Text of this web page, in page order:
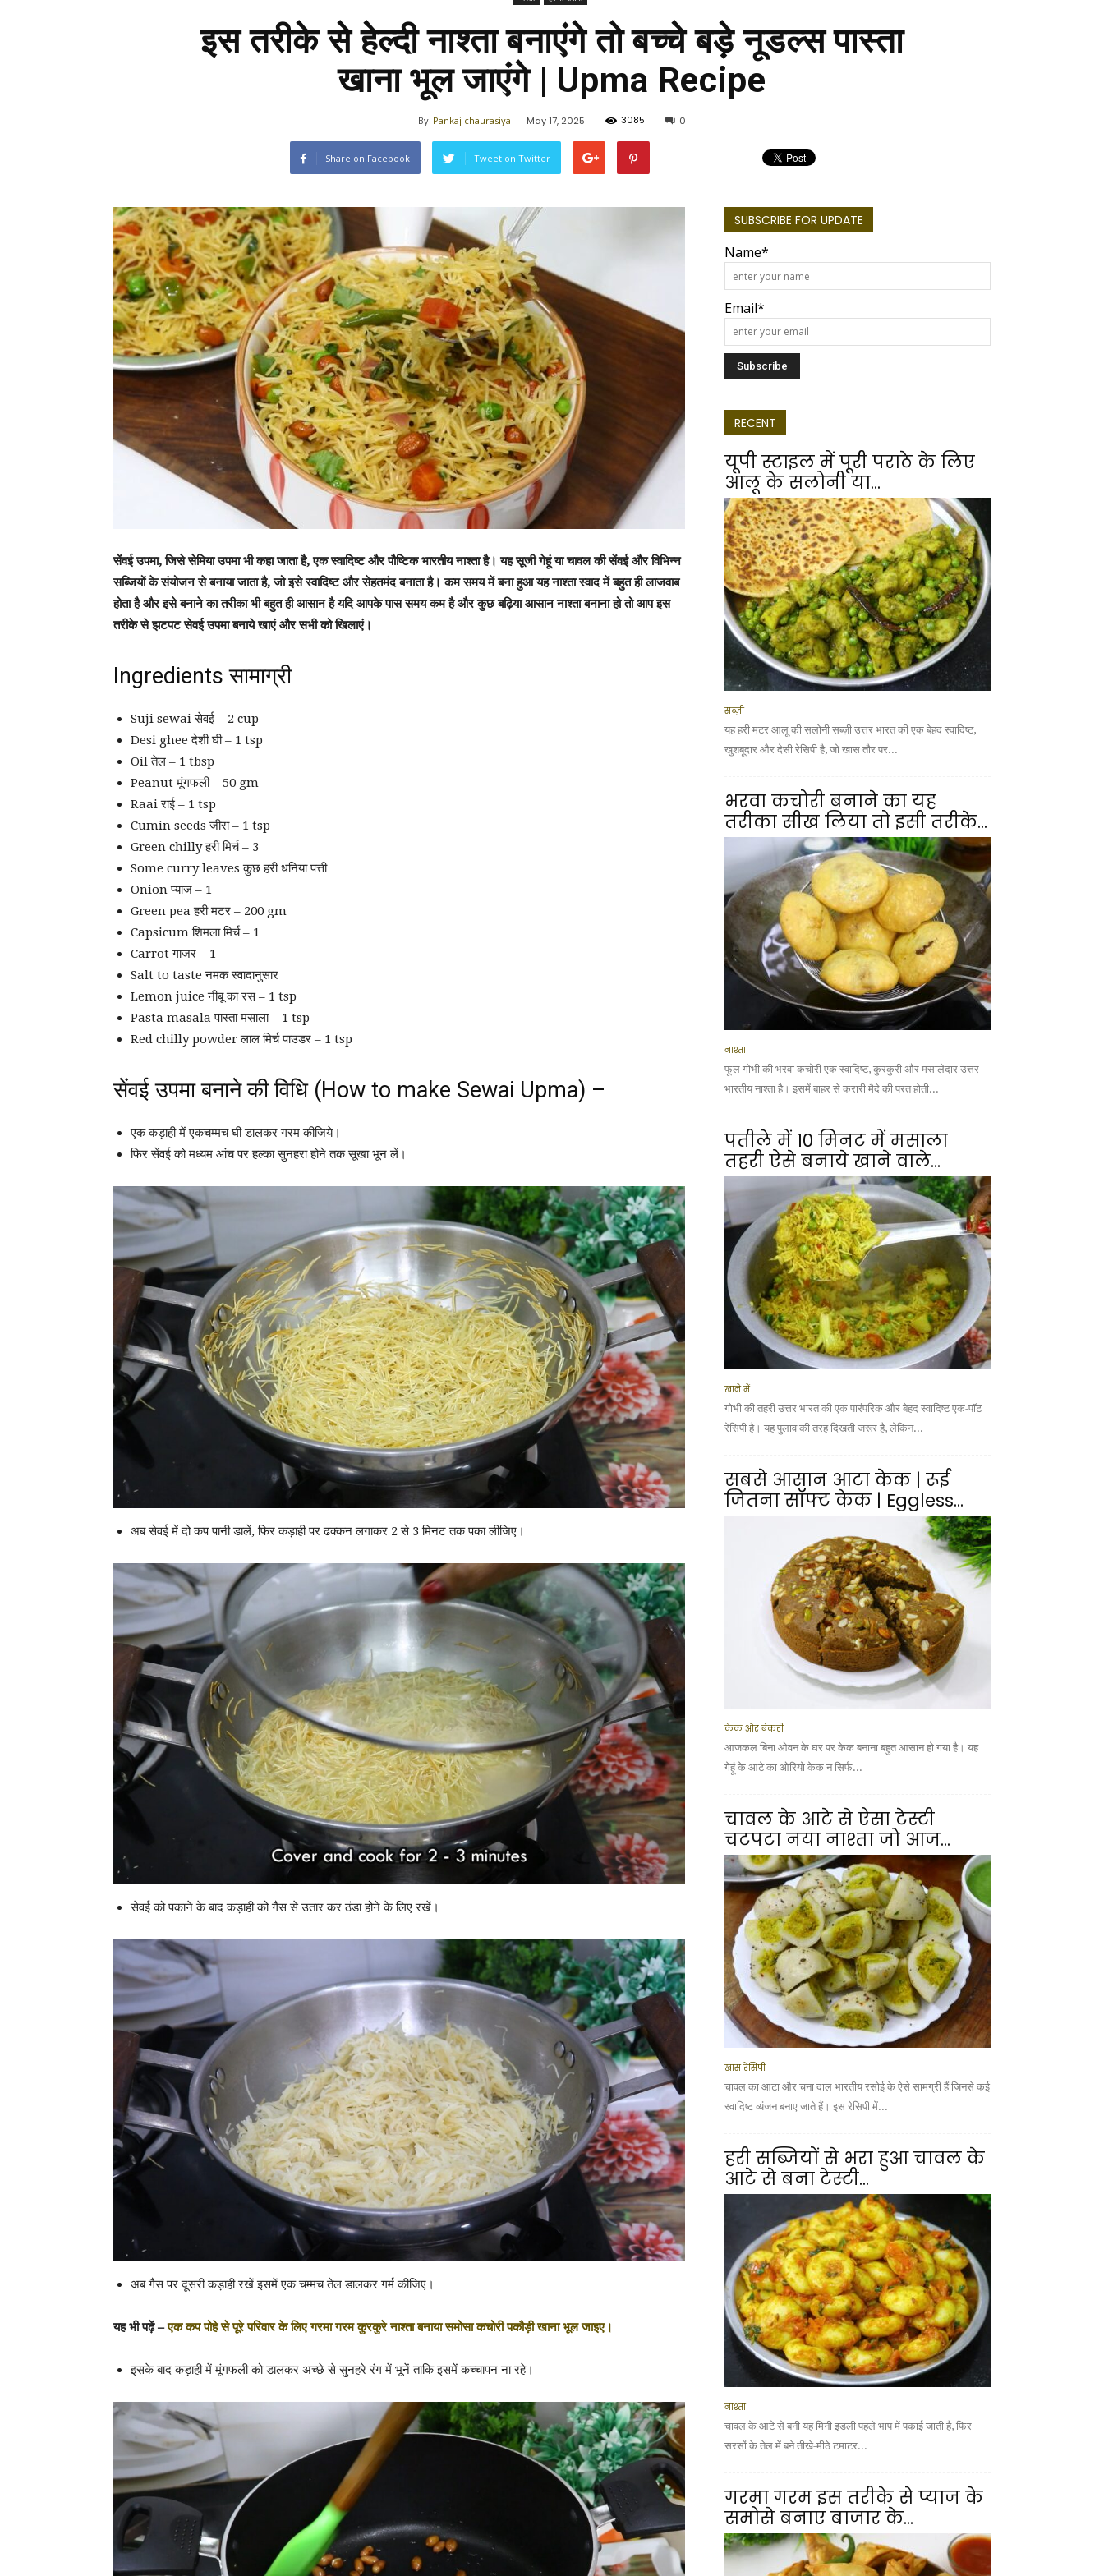
इस तरीके से हेल्दी नाश्ता बनाएंगे तो बच्चे बड़े नूडल्स पास्ता
खाना भूल जाएंगे | Upma Recipe
By Pankaj chaurasiya - May 17, 2025 3085 0
Share on Facebook Tweet on Twitter
सेंवई उपमा, जिसे सेमिया उपमा भी कहा जाता है, एक स्वादिष्ट और पौष्टिक भारतीय नाश्ता है। यह सूजी गेहूं या चावल की सेंवई और विभिन्न
सब्जियों के संयोजन से बनाया जाता है, जो इसे स्वादिष्ट और सेहतमंद बनाता है। कम समय में बना हुआ यह नाश्ता स्वाद में बहुत ही लाजवाब
होता है और इसे बनाने का तरीका भी बहुत ही आसान है यदि आपके पास समय कम है और कुछ बढ़िया आसान नाश्ता बनाना हो तो आप इस
तरीके से झटपट सेवई उपमा बनाये खाएं और सभी को खिलाएं।
Ingredients सामाग्री
Suji sewai सेवई – 2 cup
Desi ghee देशी घी – 1 tsp
Oil तेल – 1 tbsp
Peanut मूंगफली – 50 gm
Raai राई – 1 tsp
Cumin seeds जीरा – 1 tsp
Green chilly हरी मिर्च – 3
Some curry leaves कुछ हरी धनिया पत्ती
Onion प्याज – 1
Green pea हरी मटर – 200 gm
Capsicum शिमला मिर्च – 1
Carrot गाजर – 1
Salt to taste नमक स्वादानुसार
Lemon juice नींबू का रस – 1 tsp
Pasta masala पास्ता मसाला – 1 tsp
Red chilly powder लाल मिर्च पाउडर – 1 tsp
सेंवई उपमा बनाने की विधि (How to make Sewai Upma) –
एक कड़ाही में एकचम्मच घी डालकर गरम कीजिये।
फिर सेंवई को मध्यम आंच पर हल्का सुनहरा होने तक सूखा भून लें।
अब सेवई में दो कप पानी डालें, फिर कड़ाही पर ढक्कन लगाकर 2 से 3 मिनट तक पका लीजिए।
सेवई को पकाने के बाद कड़ाही को गैस से उतार कर ठंडा होने के लिए रखें।
अब गैस पर दूसरी कड़ाही रखें इसमें एक चम्मच तेल डालकर गर्म कीजिए।
यह भी पढ़ें – एक कप पोहे से पूरे परिवार के लिए गरमा गरम कुरकुरे नाश्ता बनाया समोसा कचोरी पकौड़ी खाना भूल जाइए।
इसके बाद कड़ाही में मूंगफली को डालकर अच्छे से सुनहरे रंग में भूनें ताकि इसमें कच्चापन ना रहे।
SUBSCRIBE FOR UPDATE
Name*
Email*
RECENT
यूपी स्टाइल में पूरी पराठे के लिए
आलू के सलोनी या...
सब्ज़ी
यह हरी मटर आलू की सलोनी सब्ज़ी उत्तर भारत की एक बेहद स्वादिष्ट,
खुशबूदार और देसी रेसिपी है, जो खास तौर पर...
भरवा कचोरी बनाने का यह
तरीका सीख लिया तो इसी तरीके...
नाश्ता
फूल गोभी की भरवा कचोरी एक स्वादिष्ट, कुरकुरी और मसालेदार उत्तर
भारतीय नाश्ता है। इसमें बाहर से करारी मैदे की परत होती...
पतीले में 10 मिनट में मसाला
तहरी ऐसे बनाये खाने वाले...
खाने में
गोभी की तहरी उत्तर भारत की एक पारंपरिक और बेहद स्वादिष्ट एक-पॉट
रेसिपी है। यह पुलाव की तरह दिखती जरूर है, लेकिन...
सबसे आसान आटा केक | रूई
जितना सॉफ्ट केक | Eggless...
केक और बेकरी
आजकल बिना ओवन के घर पर केक बनाना बहुत आसान हो गया है। यह
गेहूं के आटे का ओरियो केक न सिर्फ...
चावल के आटे से ऐसा टेस्टी
चटपटा नया नाश्ता जो आज...
खास रेसिपी
चावल का आटा और चना दाल भारतीय रसोई के ऐसे सामग्री हैं जिनसे कई
स्वादिष्ट व्यंजन बनाए जाते हैं। इस रेसिपी में...
हरी सब्जियों से भरा हुआ चावल के
आटे से बना टेस्टी...
नाश्ता
चावल के आटे से बनी यह मिनी इडली पहले भाप में पकाई जाती है, फिर
सरसों के तेल में बने तीखे-मीठे टमाटर...
गरमा गरम इस तरीके से प्याज के
समोसे बनाए बाजार के...